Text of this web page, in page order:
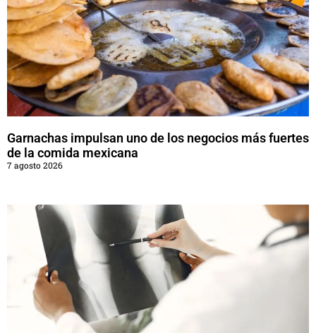
Garnachas impulsan uno de los negocios más fuertes
de la comida mexicana
7 agosto 2026